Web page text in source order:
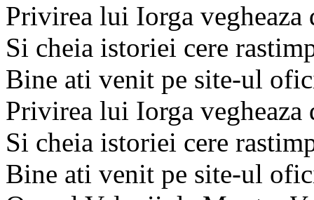
Privirea lui Iorga
Si cheia istoriei cere
Bine ati venit pe site-ul
Privirea lui Iorga
Si cheia istoriei cere
Bine ati venit pe site-ul